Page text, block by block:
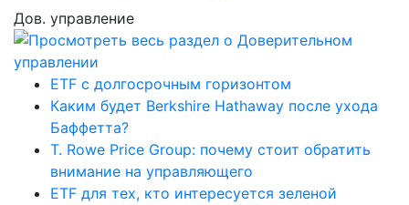
Дов. управление
ETF с долгосрочным горизонтом
Каким будет Berkshire Hathaway после ухода
Баффетта?
T. Rowe Price Group: почему стоит обратить
внимание на управляющего
ETF для тех, кто интересуется зеленой